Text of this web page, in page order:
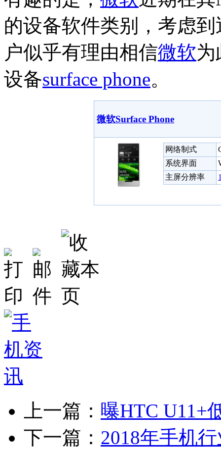
的设备软件类别，考虑
户似乎有理由相信微软
设备surface phone。
微软Surface Phone
网络制式
系统界面
主屏分辨率
上一篇： 曝HTC U11+
下一篇： 2018年手机